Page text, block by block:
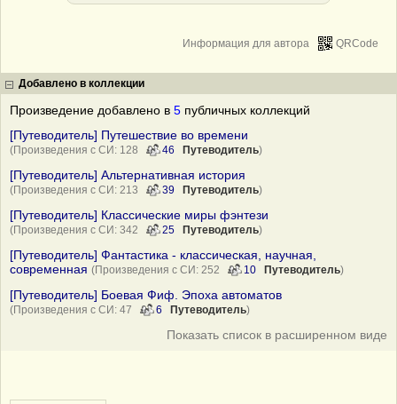
QRCode
Информация для автора
Добавлено в коллекции
Произведение добавлено в 5 публичных коллекций
[Путеводитель] Путешествие во времени
(Произведения с СИ: 128 46 Путеводитель)
[Путеводитель] Альтернативная история
(Произведения с СИ: 213 39 Путеводитель)
[Путеводитель] Классические миры фэнтези
(Произведения с СИ: 342 25 Путеводитель)
[Путеводитель] Фантастика - классическая, научная,
современная (Произведения с СИ: 252 10 Путеводитель)
[Путеводитель] Боевая Фиф. Эпоха автоматов
(Произведения с СИ: 47 6 Путеводитель)
Показать список в расширенном виде